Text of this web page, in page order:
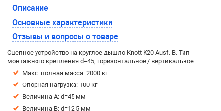
Описание
Основные характеристики
Отзывы и вопросы о товаре
Сцепное устройство на круглое дышло Knott K20 Ausf. B. Тип
монтажного крепления d=45, горизонтальное / вертикальное.
Макс. полная масса: 2000 кг
Опорная нагрузка: 100 кг
Величина А: d=45 мм
Величина В: d=12,5 мм